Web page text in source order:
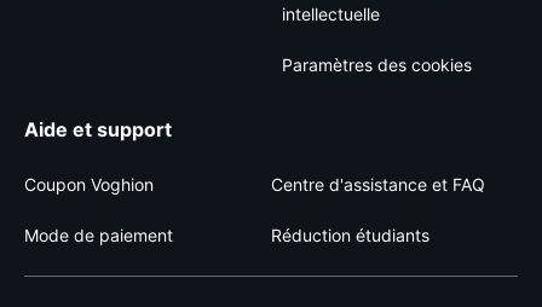
intellectuelle
Paramètres des cookies
Aide et support
Coupon Voghion Centre d'assistance et FAQ
Mode de paiement Réduction étudiants